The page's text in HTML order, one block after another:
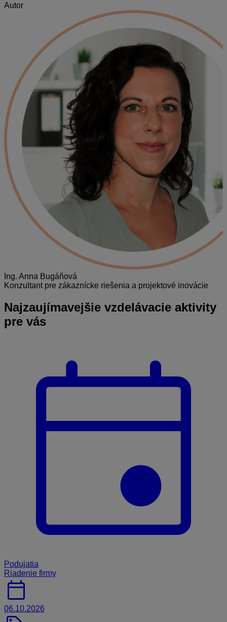
Autor
Ing. Anna Bugáňová
Konzultant pre zákaznícke riešenia a projektové inovácie
Najzaujímavejšie vzdelávacie aktivity
pre vás
Podujatia
Riadenie firmy
calendar_today
06.10.2026